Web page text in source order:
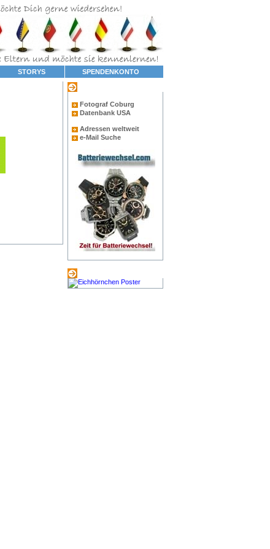
STORYS SPENDENKONTO
Fotograf Coburg
Datenbank USA
Adressen weltweit
e-Mail Suche